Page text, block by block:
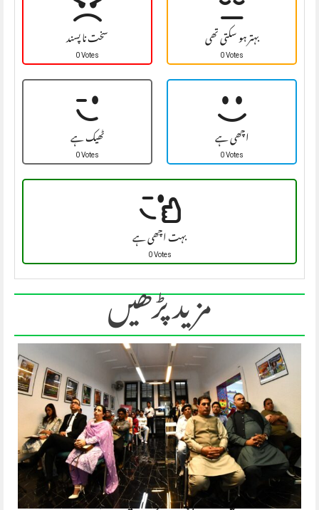
سخت نا پسند
0 Votes بہتر ہو سکتی تھی
0 Votes
ٹھیک ہے
0 Votes اچھی ہے
0 Votes
بہت اچھی ہے
0 Votes
مزید پڑھیں